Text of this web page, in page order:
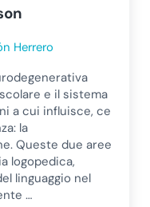
Herrero
e il sistema
a cui influisce, ce
la
Queste due aree
logopedica,
linguaggio nel
…